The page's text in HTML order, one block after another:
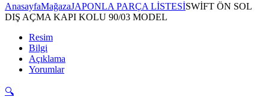
AnasayfaMağazaJAPONLA PARÇA LİSTESİSWİFT ÖN SOL
DIŞ AÇMA KAPI KOLU 90/03 MODEL
Resim
Bilgi
Açıklama
Yorumlar
🔍